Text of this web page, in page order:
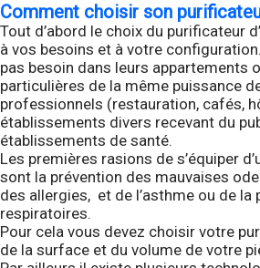
Comment choisir son
Tout d’abord le choix du purificateur
à vos besoins et à votre
pas besoin dans leurs appartements
particulières de la même puissance
professionnels (restauration, cafés,
établissements divers recevant du
établissements de santé.
Les premières rasions de s’équiper
sont la prévention des mauvaises
des allergies, et de l’asthme ou de la
respiratoires.
Pour cela vous devez choisir votre
de la surface et du volume de votre